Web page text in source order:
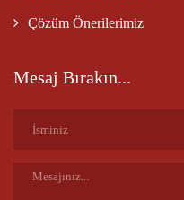
Çözüm Önerilerimiz
Mesaj Bırakın...